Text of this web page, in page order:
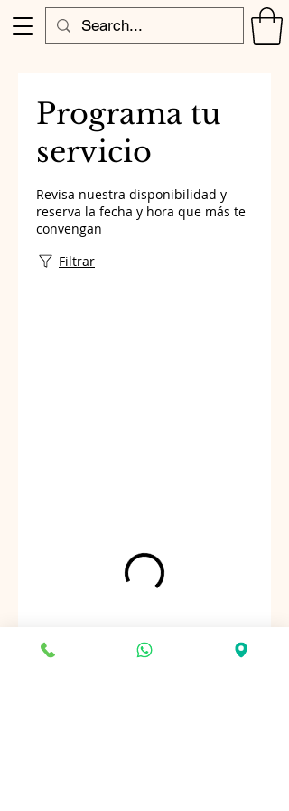
Programa tu
servicio
Revisa nuestra disponibilidad y
reserva la fecha y hora que más te
convengan
Filtrar